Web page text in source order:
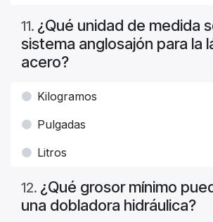
11. ¿Qué unidad de medida
sistema anglosajón para la
acero?
Kilogramos
Pulgadas
Litros
12. ¿Qué grosor mínimo
una dobladora hidráulica?